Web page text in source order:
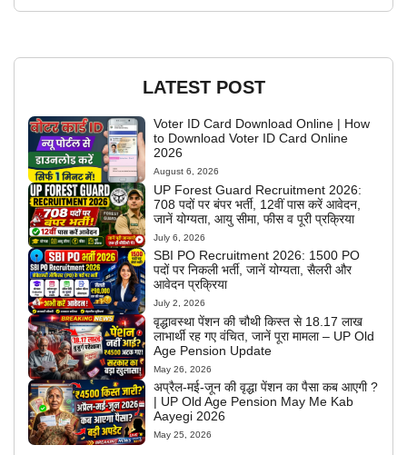
LATEST POST
Voter ID Card Download Online | How
to Download Voter ID Card Online
2026
August 6, 2026
UP Forest Guard Recruitment 2026:
708 पदों पर बंपर भर्ती, 12वीं पास करें आवेदन,
जानें योग्यता, आयु सीमा, फीस व पूरी प्रक्रिया
July 6, 2026
SBI PO Recruitment 2026: 1500 PO
पदों पर निकली भर्ती, जानें योग्यता, सैलरी और
आवेदन प्रक्रिया
July 2, 2026
वृद्धावस्था पेंशन की चौथी किस्त से 18.17 लाख
लाभार्थी रह गए वंचित, जानें पूरा मामला – UP Old
Age Pension Update
May 26, 2026
अप्रैल-मई-जून की वृद्धा पेंशन का पैसा कब आएगी ?
| UP Old Age Pension May Me Kab
Aayegi 2026
May 25, 2026